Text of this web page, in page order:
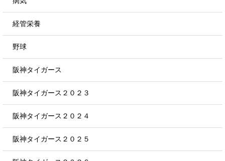
経管栄養
野球
阪神タイガース
阪神タイガース２０２３
阪神タイガース２０２４
阪神タイガース２０２５